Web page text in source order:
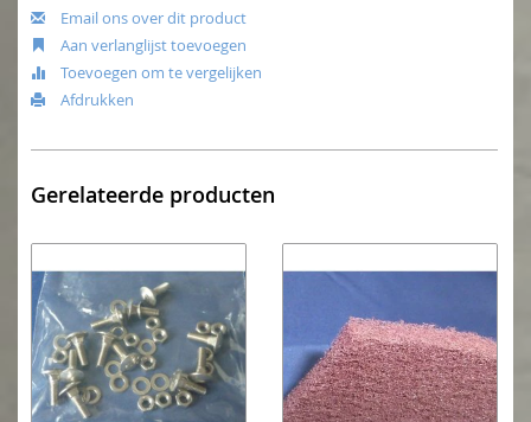
Email ons over dit product
Aan verlanglijst toevoegen
Toevoegen om te vergelijken
Afdrukken
Gerelateerde producten